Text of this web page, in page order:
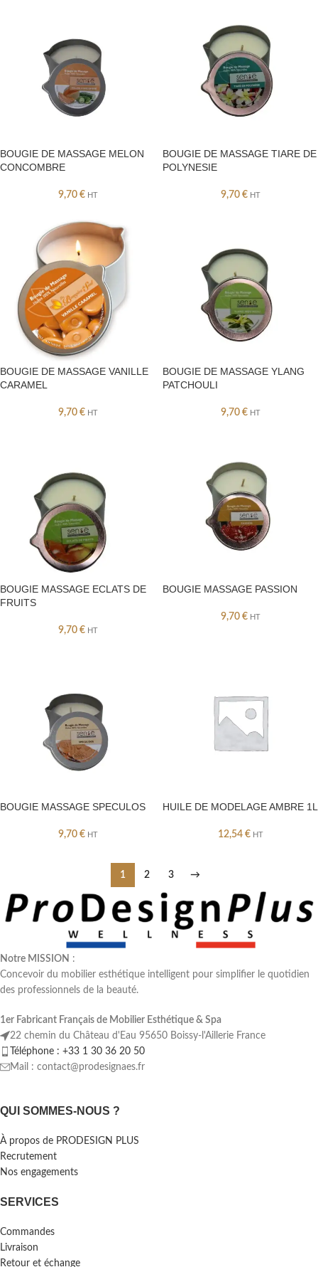
BOUGIE DE MASSAGE MELON
CONCOMBRE
9,70 € HT
BOUGIE DE MASSAGE TIARE DE
POLYNESIE
9,70 € HT
BOUGIE DE MASSAGE VANILLE
CARAMEL
9,70 € HT
BOUGIE DE MASSAGE YLANG
PATCHOULI
9,70 € HT
BOUGIE MASSAGE ECLATS DE
FRUITS
9,70 € HT
BOUGIE MASSAGE PASSION
9,70 € HT
BOUGIE MASSAGE SPECULOS
9,70 € HT
HUILE DE MODELAGE AMBRE 1L
12,54 € HT
1 2 3 →
Notre MISSION :
Concevoir du mobilier esthétique intelligent pour simplifier le quotidien
des professionnels de la beauté.
1er Fabricant Français de Mobilier Esthétique & Spa
22 chemin du Château d'Eau 95650 Boissy-l'Aillerie France
Téléphone : +33 1 30 36 20 50
Mail : contact@prodesignaes.fr
QUI SOMMES-NOUS ?
À propos de PRODESIGN PLUS
Recrutement
Nos engagements
SERVICES
Commandes
Livraison
Retour et échange